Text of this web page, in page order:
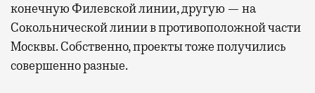
конечную Филевской линии, другую — на
Сокольнической линии в противоположной части
Москвы. Собственно, проекты тоже получились
совершенно разные.